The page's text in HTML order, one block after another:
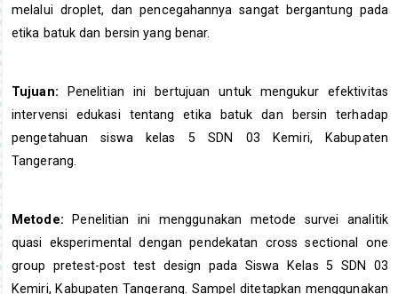
melalui droplet, dan pencegahannya sangat bergantung pada
etika batuk dan bersin yang benar.
Tujuan:
Penelitian ini bertujuan untuk mengukur efektivitas
intervensi edukasi tentang etika batuk dan bersin terhadap
pengetahuan siswa kelas 5 SDN 03 Kemiri, Kabupaten
Tangerang.
Metode:
Penelitian ini menggunakan metode survei analitik
quasi eksperimental dengan pendekatan cross sectional one
group pretest-post test design pada Siswa Kelas 5 SDN 03
Kemiri, Kabupaten Tangerang. Sampel ditetapkan menggunakan